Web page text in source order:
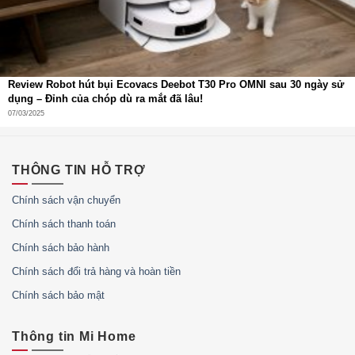
TrueDetect 3D – Tránh vật cản chính xác, di
Review Robot hút bụi Ecovacs Deebot T30 Pro OMNI sau 30 ngày sử
dụng – Đỉnh của chóp dù ra mắt đã lâu!
07/03/2025
THÔNG TIN HỖ TRỢ
Chính sách vận chuyển
Chính sách thanh toán
Chính sách bảo hành
Chính sách đổi trả hàng và hoàn tiền
Chính sách bảo mật
Thông tin Mi Home